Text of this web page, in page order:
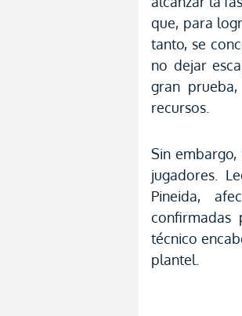
que, para
tanto, se
no dejar
gran
recursos.
Sin
jugadores.
Pineida,
técnico
plantel.